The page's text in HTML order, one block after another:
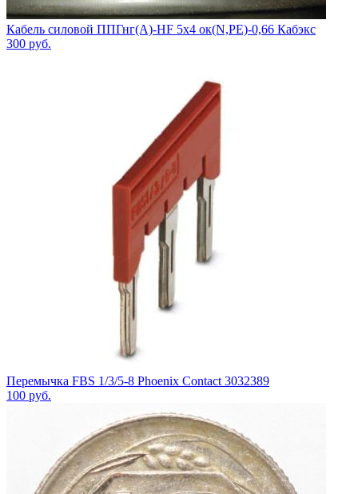
Кабель силовой ППГнг(А)-HF 5х4 ок(N,PE)-0,66 Кабэкс
300 руб.
Перемычка FBS 1/3/5-8 Phoenix Contact 3032389
100 руб.